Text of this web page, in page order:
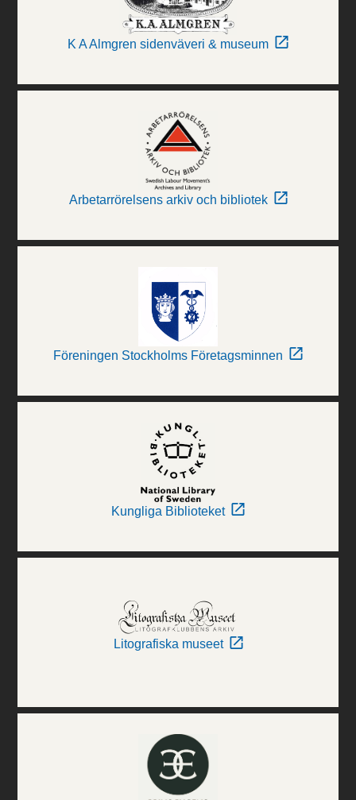
K A Almgren sidenväveri & museum
Arbetarrörelsens arkiv och bibliotek
Föreningen Stockholms Företagsminnen
Kungliga Biblioteket
Litografiska museet